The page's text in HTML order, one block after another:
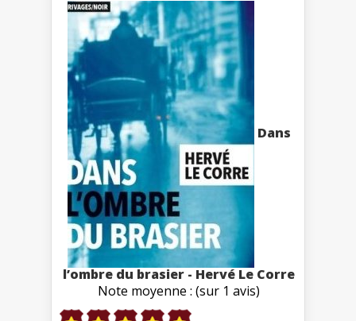
Dans
l’ombre du brasier - Hervé Le Corre
Note moyenne : (sur 1 avis)